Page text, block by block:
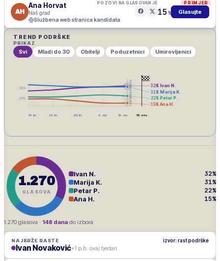
PRIMJER
AH
Ana Horvat
Naš grad
POZOVI NA GLASOVANJE
Službena web stranica kandidata
15 % Glasujte
TREND PODRŠKE
PRIKAZ
Svi Mladi do 30 Obitelji Poduzetnici Umirovljenici
IZBORNA ŠUTNJA
20%
30% 32% Ivan N.
31% Marija K.
22% Petar P.
15% Ana H.
16. lis 23. lis 30. lis 6. stu 13. stu 15. stu
1.270
GLASOVA
Ivan N. 32%
Marija K. 31%
Petar P. 22%
Ana H. 15%
1.270 glasova · 148 dana do izbora
NAJBRŽE RASTE izvor: rast podrške
Ivan Novaković+1 p.b. ovaj tjedan